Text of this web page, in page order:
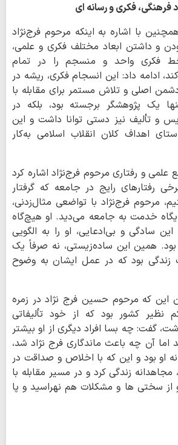
فکری و رسانه ای
با اشاره به اینکه مرحوم فرج‌نژاد
و داشتن ابعاد مختلف فکری و علمی،
فکری واحد و منسجم را در تمام
ادامه داد: این انسجام فکری، ریشه در
اصلی و تلاش مستمر برای مقابله با
یک پژوهشگر برجسته بود، بلکه در
و تألیف نیز دستی توانا داشت و این
اهداف کلان انقلاب اسلامی به‌کار
و رفتاری مرحوم فرج‌نژاد اشاره کرد
رفتارهای رایج در جامعه که گرفتار
مرحوم فرج‌نژاد با تواضعی مثال‌زدنی،
خدمت به جامعه می‌دید. او هیچ‌گاه
سادگی و بی‌ادعایی، او را به الگویی
همین این ساده‌زیستی، نه صرفاً یک
زندگی بود که در عمل ایشان به وضوح
این که مرحوم حسین فرج نژاد در زمره
نظیر کشور بود که از خود تألیفاتی
گفت: چه بسا افراد دیگری از او بیشتر
اما آن چه باعث ماندگاری فرج نژاد شد،
او بود و این که با اخلاص و صداقت در
زندگی کرد و در مسیر مقابله با
سختی ها و مشکلات هم نهراسید و پا